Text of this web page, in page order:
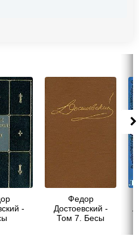
-
Федор
Достоевский -
Том 7. Бесы